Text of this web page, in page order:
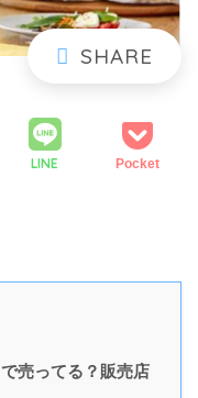
LINE Pocket
売ってる？販売店